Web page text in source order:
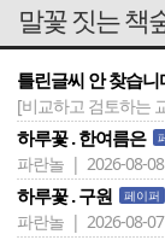
말꽃 짓는 책
틀린글씨 안 찾습
[비교하고 검토하는
하루꽃 . 한여름은
파란놀 | 2026-08-
하루꽃 . 구원 페이퍼
파란놀 | 2026-08-